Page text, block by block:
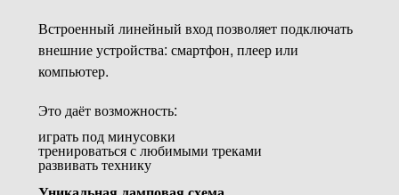
Встроенный линейный вход позволяет подключать
внешние устройства: смартфон, плеер или
компьютер.
Это даёт возможность:
играть под минусовки
тренироваться с любимыми треками
развивать технику